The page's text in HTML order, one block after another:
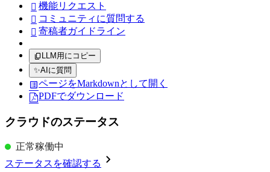
 機能リクエスト
 コミュニティに質問する
 寄稿者ガイドライン
LLM用にコピー
✨AIに質問
ページをMarkdownとして開く
PDFでダウンロード
クラウドのステータス
正常稼働中
ステータスを確認する